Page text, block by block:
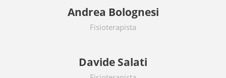
Andrea Bolognesi
Fisioterapista
Davide Salati